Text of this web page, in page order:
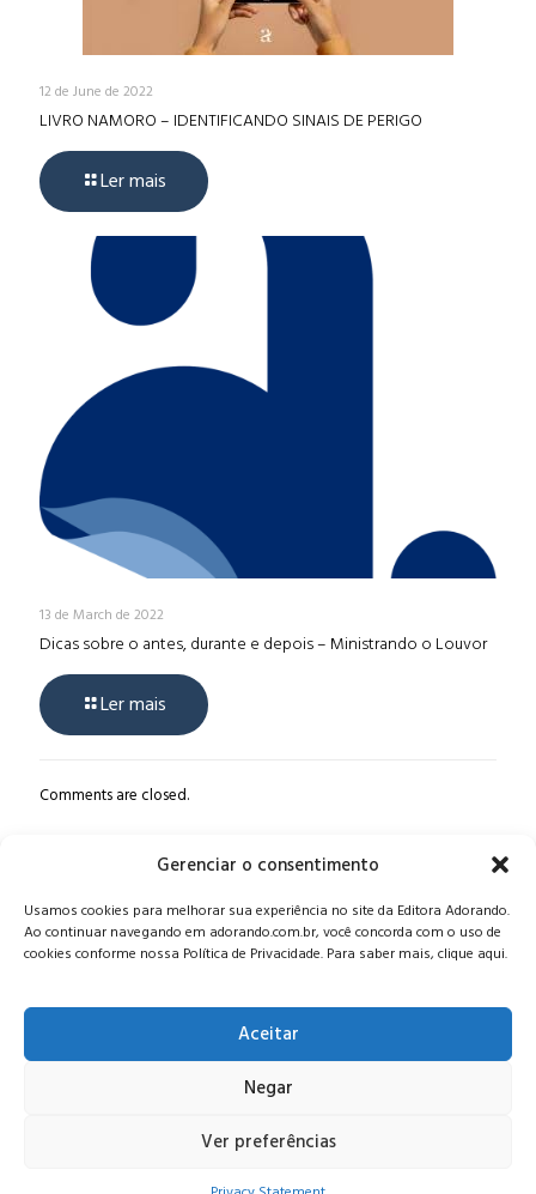
Gerenciar o consentimento
Usamos cookies para melhorar sua experiência no site da Editora Adorando.
Ao continuar navegando em adorando.com.br, você concorda com o uso de
cookies conforme nossa Política de Privacidade. Para saber mais, clique aqui.
Aceitar
Negar
Ver preferências
12 de June de 2022
LIVRO NAMORO – IDENTIFICANDO SINAIS DE PERIGO
Ler mais
13 de March de 2022
Dicas sobre o antes, durante e depois – Ministrando o Louvor
Ler mais
Comments are closed.
Alameda Oscar Niemeyer, 1033 – 7º Andar - Portaria 04, Vila da
Serra - Nova Lima/MG, CEP: 34006-065 - MG
CONTATO:editora@adorando.com.br
Consulte nossapolítica de privacidade